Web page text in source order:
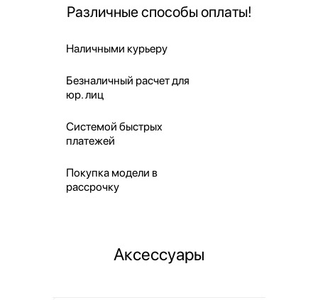
Различные способы оплаты!
Наличными курьеру
Безналичный расчет для
юр. лиц
Системой быстрых
платежей
Покупка модели в
рассрочку
Аксессуары